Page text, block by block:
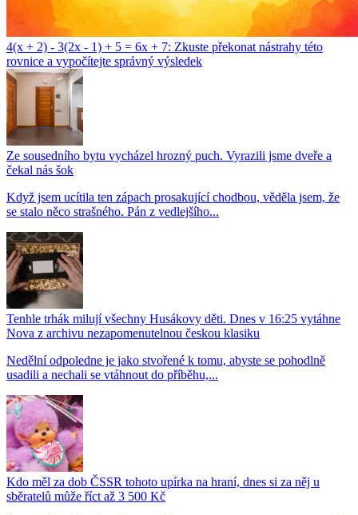
4(x + 2) - 3(2x - 1) + 5 = 6x + 7: Zkuste překonat nástrahy této
rovnice a vypočítejte správný výsledek
Ze sousedního bytu vycházel hrozný puch. Vyrazili jsme dveře a
čekal nás šok
Když jsem ucítila ten zápach prosakující chodbou, věděla jsem, že
se stalo něco strašného. Pán z vedlejšího...
Tenhle trhák milují všechny Husákovy děti. Dnes v 16:25 vytáhne
Nova z archivu nezapomenutelnou českou klasiku
Nedělní odpoledne je jako stvořené k tomu, abyste se pohodlně
usadili a nechali se vtáhnout do příběhu,...
Kdo měl za dob ČSSR tohoto upírka na hraní, dnes si za něj u
sběratelů může říct až 3 500 Kč